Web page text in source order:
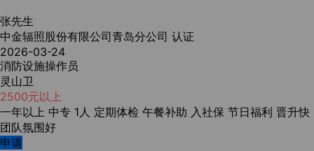
张先生
中金辐照股份有限公司青岛分公司 认证
2026-03-24
消防设施操作员
灵山卫
2500元以上
一年以上 中专 1人 定期体检 午餐补助 入社保 节日福利 晋升快
团队氛围好
申请